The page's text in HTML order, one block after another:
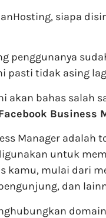
siapa
penggunanya
pasti tidak asing
akan bahas salah
Business
Manager adalah
untuk
kamu, mulai dari
dan